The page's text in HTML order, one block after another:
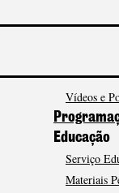
Vídeos e
Educação
Serviço
Materiais